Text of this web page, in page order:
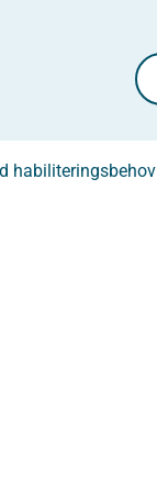
habiliteringsbehov